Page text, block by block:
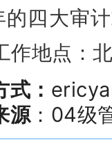
四大审
作地点：
式：
源：04级